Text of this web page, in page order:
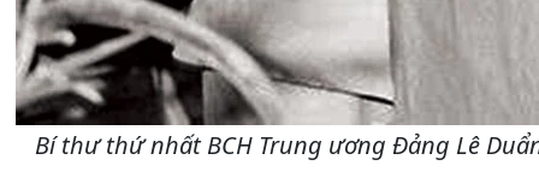
Bí thư thứ nhất BCH Trung ương Đảng Lê